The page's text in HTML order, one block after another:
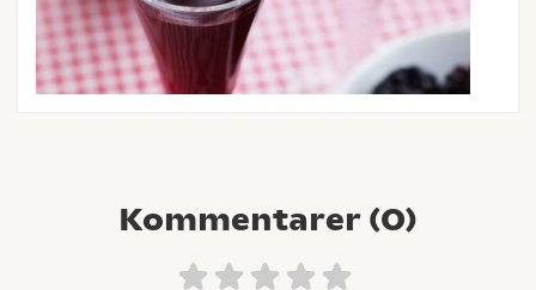
Kommentarer (0)